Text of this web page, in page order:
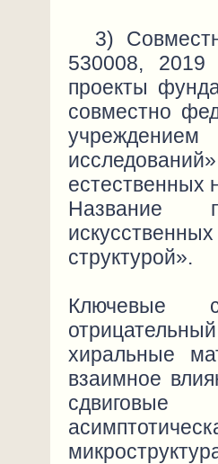
3)
530008,
проекты
совместно
естественных
Название
структурой».
Ключевые
хиральные
взаимное